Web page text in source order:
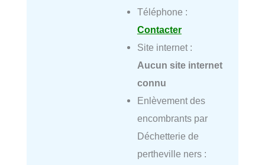
Téléphone :
Contacter
Site internet :
Aucun site internet
connu
Enlèvement des
encombrants par
Déchetterie de
pertheville ners :